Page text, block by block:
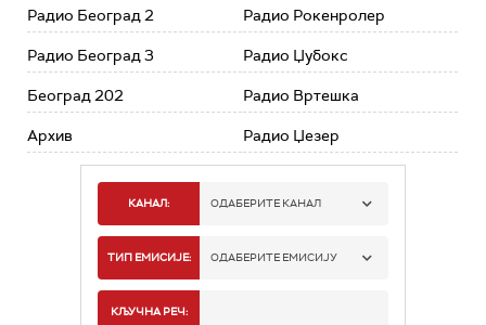
Радио Београд 2
Радио Београд 3
Београд 202
Архив
Радио Рокенролер
Радио Џубокс
Радио Вртешка
Радио Џезер
КАНАЛ: ОДАБЕРИТЕ КАНАЛ
РАДИО БЕОГРАД 1
ТИП ЕМИСИЈЕ: ОДАБЕРИТЕ ЕМИСИЈУ
КЉУЧНА РЕЧ: